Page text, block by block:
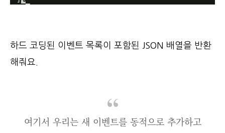
하드 코딩된 이벤트 목록이 포함된 JSON 배열을 반환
해줘요.
여기서 우리는 새 이벤트를 동적으로 추가하고